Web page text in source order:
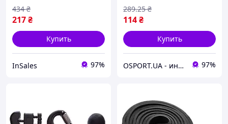
217₴
434 ₴
Купить
InSales 97%
114₴
289.25 ₴
Купить
OSPORT.UA - интернет магазин спортивных товаров 97%